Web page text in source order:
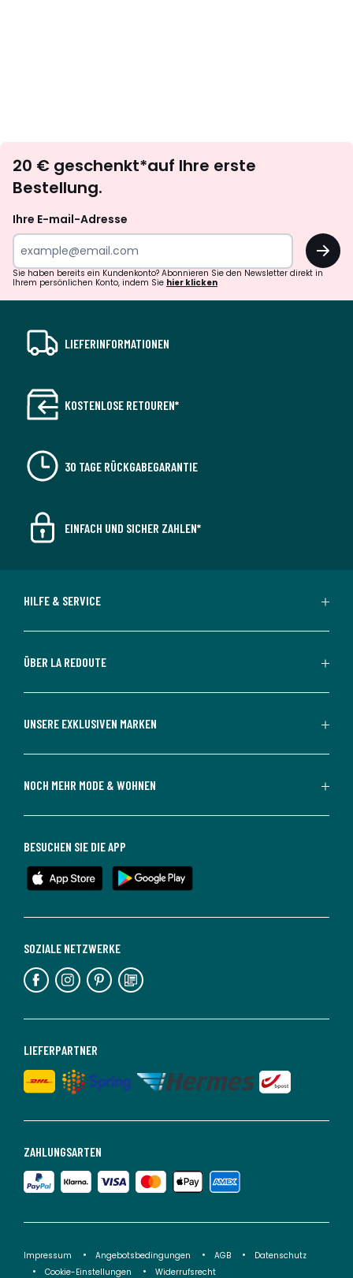
abonnieren
20 € geschenkt*auf Ihre erste
Bestellung.
Ihre E-mail-Adresse
OK
Sie haben bereits ein Kundenkonto? Abonnieren Sie den Newsletter direkt in
Ihrem persönlichen Konto, indem Sie hier klicken
LIEFERINFORMATIONEN
KOSTENLOSE RETOUREN*
30 TAGE RÜCKGABEGARANTIE
EINFACH UND SICHER ZAHLEN*
HILFE & SERVICE
ÜBER LA REDOUTE
UNSERE EXKLUSIVEN MARKEN
NOCH MEHR MODE & WOHNEN
ZAHLUNGSARTEN
LIEFERPARTNER
SOZIALE NETZWERKE
BESUCHEN SIE DIE APP
Impressum Angebotsbedingungen AGB
Datenschutz
Cookie-Einstellungen
Widerrufsrecht